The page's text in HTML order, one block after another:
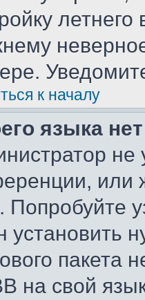
к началу
языка
не
или
Попробуйте
установить
пакета
на свой